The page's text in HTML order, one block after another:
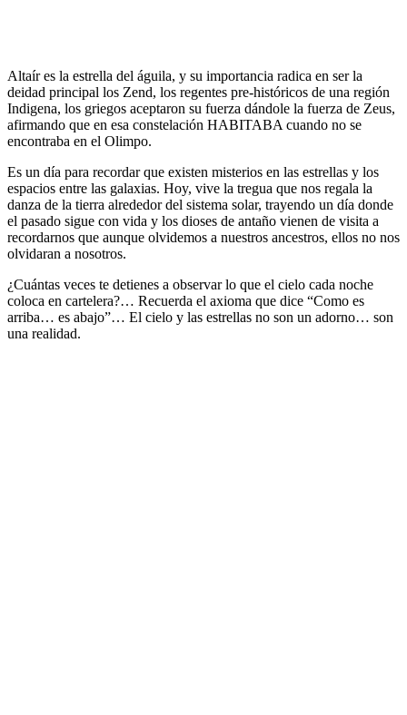
Altaír es la estrella del águila, y su importancia radica en ser la
deidad principal los Zend, los regentes pre-históricos de una región
Indigena, los griegos aceptaron su fuerza dándole la fuerza de Zeus,
afirmando que en esa constelación HABITABA cuando no se
encontraba en el Olimpo.
Es un día para recordar que existen misterios en las estrellas y los
espacios entre las galaxias. Hoy, vive la tregua que nos regala la
danza de la tierra alrededor del sistema solar, trayendo un día donde
el pasado sigue con vida y los dioses de antaño vienen de visita a
recordarnos que aunque olvidemos a nuestros ancestros, ellos no nos
olvidaran a nosotros.
¿Cuántas veces te detienes a observar lo que el cielo cada noche
coloca en cartelera?… Recuerda el axioma que dice “Como es
arriba… es abajo”… El cielo y las estrellas no son un adorno… son
una realidad.